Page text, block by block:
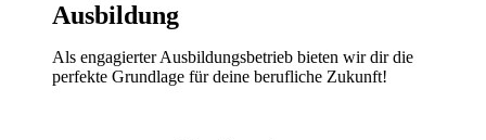
Ausbildung
Als engagierter Ausbildungsbetrieb bieten wir dir die
perfekte Grundlage für deine berufliche Zukunft!